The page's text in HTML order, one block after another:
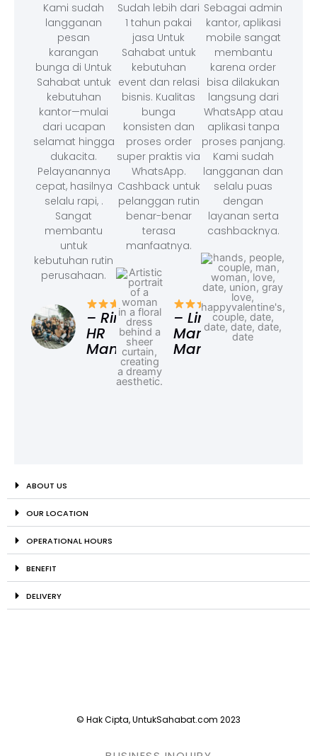
Kami sudah
langganan
pesan
karangan
bunga di Untuk
Sahabat untuk
kebutuhan
kantor—mulai
dari ucapan
selamat hingga
dukacita.
Pelayanannya
cepat, hasilnya
selalu rapi, .
Sangat
membantu
untuk
kebutuhan rutin
perusahaan.
– Rina,
HR
Manager
Sudah lebih dari
1 tahun pakai
jasa Untuk
Sahabat untuk
kebutuhan
event dan relasi
bisnis. Kualitas
bunga
konsisten dan
proses order
super praktis via
WhatsApp.
Cashback untuk
pelanggan rutin
benar-benar
terasa
manfaatnya.
– Linda,
Marketing
Manager
Sebagai admin
kantor, aplikasi
mobile sangat
membantu
karena order
bisa dilakukan
langsung dari
WhatsApp atau
aplikasi tanpa
proses panjang.
Kami sudah
langganan dan
selalu puas
dengan
layanan serta
cashbacknya.
ABOUT US
OUR LOCATION
OPERATIONAL HOURS
BENEFIT
DELIVERY
© Hak Cipta, UntukSahabat.com 2023